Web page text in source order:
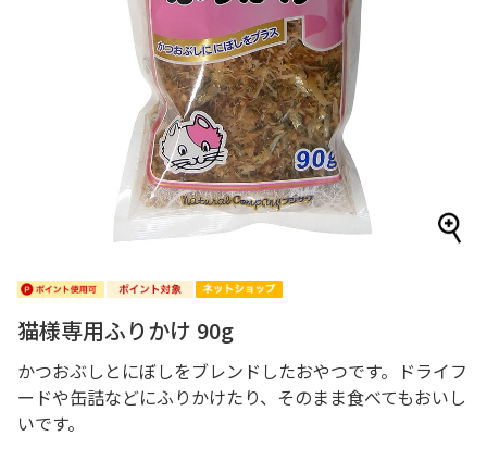
猫様専用ふりかけ 90g
かつおぶしとにぼしをブレンドしたおやつです。ドライフ
ードや缶詰などにふりかけたり、そのまま食べてもおいし
いです。